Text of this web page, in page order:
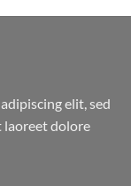
elit, sed
laoreet dolore